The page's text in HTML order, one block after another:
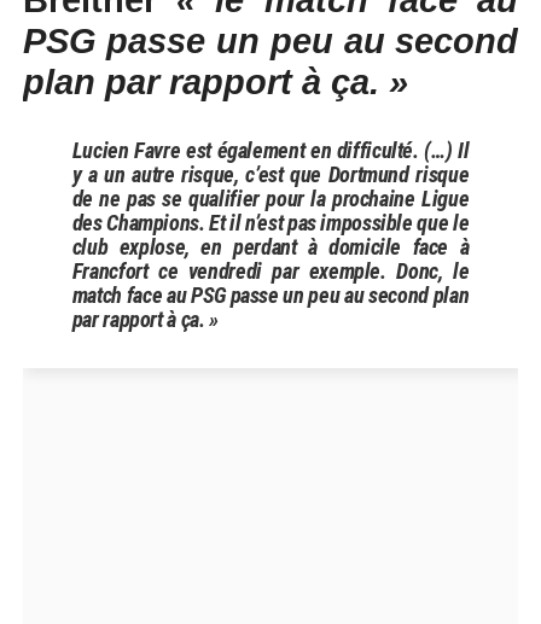
PSG passe un peu au second
plan par rapport à ça. »
Lucien Favre est également en difficulté. (…) Il
y a un autre risque, c’est que Dortmund risque
de ne pas se qualifier pour la prochaine Ligue
des Champions. Et il n’est pas impossible que le
club explose, en perdant à domicile face à
Francfort ce vendredi par exemple. Donc, le
match face au PSG passe un peu au second plan
par rapport à ça. »